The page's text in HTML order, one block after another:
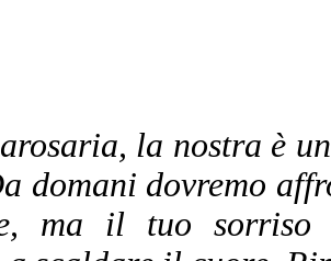
la nostra è
domani dovremo
ma il tuo sorriso